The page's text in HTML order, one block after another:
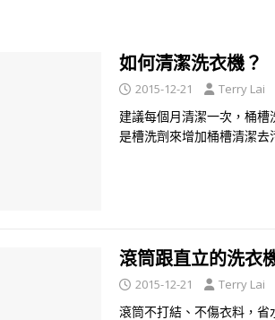
如何清潔洗衣機？
2015-12-21 Terry Lai
建議每個月清潔一次，桶
是槽洗劑來增加桶槽清潔去
滾筒跟直立的洗衣
2015-12-21 Terry Lai
滾筒不打結、不傷衣料，